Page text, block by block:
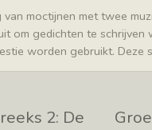
moctijnen met twee
om gedichten te schrijven
worden gebruikt. Deze
2: De